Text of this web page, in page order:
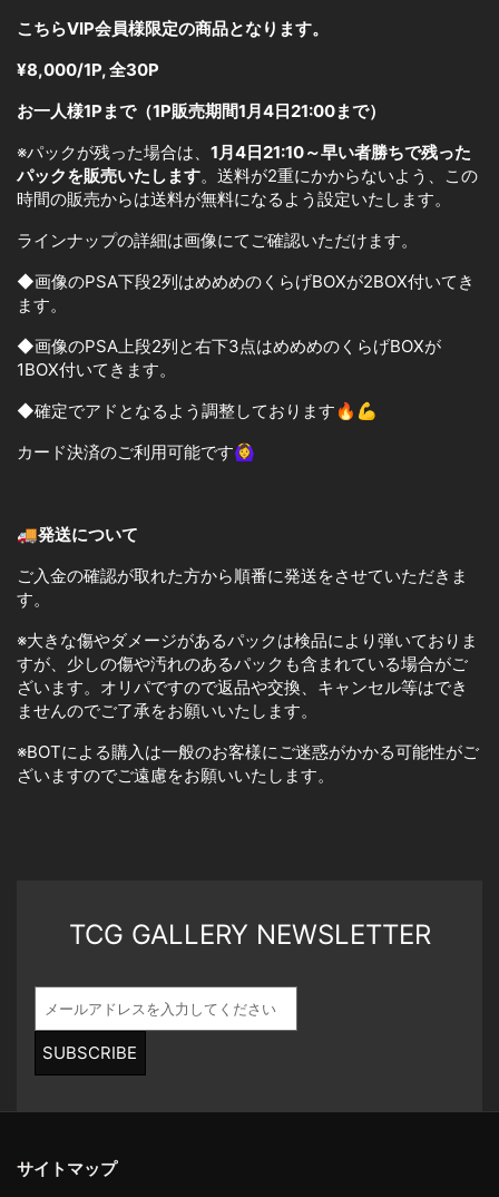
こちらVIP会員様限定の商品となります。
¥8,000/1P, 全30P
お一人様1Pまで（1P販売期間1月4日21:00まで）
※パックが残った場合は、 1月4日21:10～早い者勝ちで残った
パックを販売いたします。送料が2重にかからないよう、この
時間の販売からは送料が無料になるよう設定いたします。
ラインナップの詳細は画像にてご確認いただけます。
◆画像のPSA下段2列はめめめのくらげBOXが2BOX付いてき
ます。
◆画像のPSA上段2列と右下3点はめめめのくらげBOXが
1BOX付いてきます。
◆確定でアドとなるよう調整しております🔥💪
カード決済のご利用可能です🙆‍♀️
🚚発送について
ご入金の確認が取れた方から順番に発送をさせていただきま
す。
※大きな傷やダメージがあるパックは検品により弾いておりま
すが、少しの傷や汚れのあるパックも含まれている場合がご
ざいます。オリパですので返品や交換、キャンセル等はでき
ませんのでご了承をお願いいたします。
※BOTによる購入は一般のお客様にご迷惑がかかる可能性がご
ざいますのでご遠慮をお願いいたします。
TCG GALLERY NEWSLETTER
SUBSCRIBE
サイトマップ